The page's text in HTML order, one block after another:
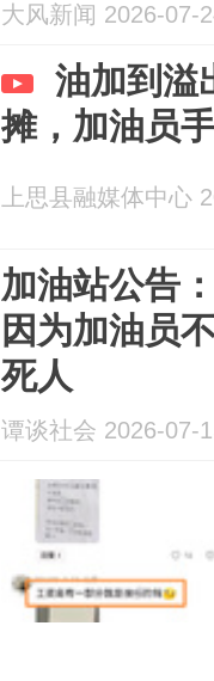
大风新闻 2026-07-
油加到溢
摊，加油员
上思县融媒体中心
加油站公告
因为加油员
死人
谭谈社会 2026-07-